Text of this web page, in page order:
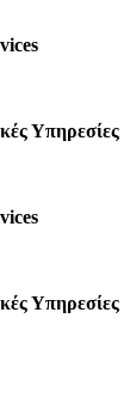
Υπηρεσίες
Υπηρεσίες